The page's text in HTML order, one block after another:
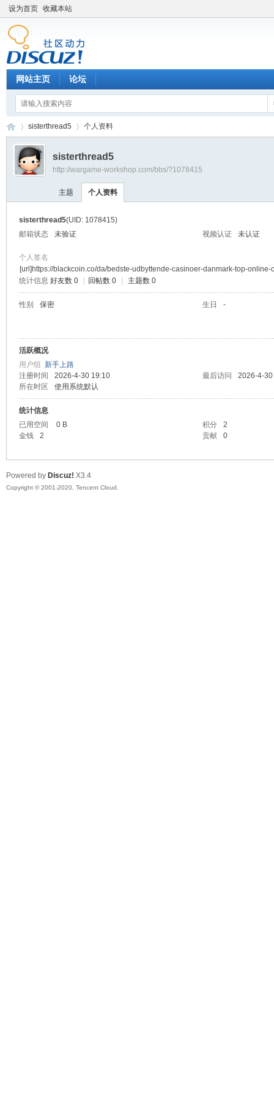
设为首页 收藏本站
网站主页 论坛
›
sisterthread5 个人资料
sisterthread5
http://wargame-workshop.com/bbs/?1078415
主题 个人资料
sisterthread5(UID: 1078415)
邮箱状态
未验证 视频认证 未认证
个人签名
[url]https://blackcoin.co/da/bedste-udbyttende-casinoer-danmark-top-online-
统计信息 好友数 0 回帖数 0 主题数 0
性别 保密 生日 -
活跃概况
用户组 新手上路
注册时间
2026-4-30 19:10 最后访问
2026-4-
所在时区
使用系统默认
统计信息
已用空间
0 B 积分
2
金钱
2 贡献 0
Powered by Discuz! X3.4
Copyright © 2001-2020, Tencent Cloud.